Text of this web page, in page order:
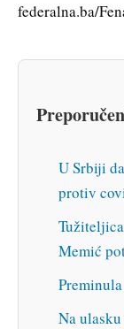
federalna.ba/
U Srbiji
protiv
Memić
Na